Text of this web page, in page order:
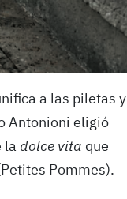
a las piletas y
Antonioni eligió
la dolce vita que
Pommes).